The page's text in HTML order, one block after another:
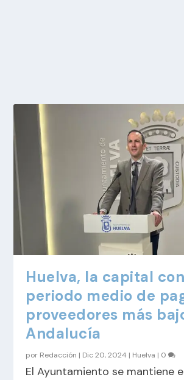
Huelva, la capital
periodo medio de
proveedores más
Andalucía
por Redacción | Dic 20, 2024 | Huelva | 0
El Ayuntamiento se mantiene